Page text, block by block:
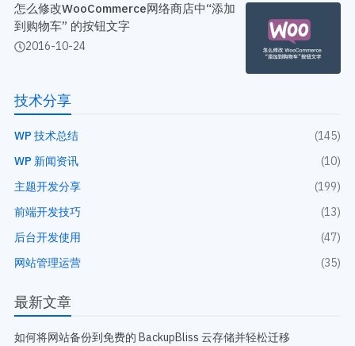
怎么修改WooCommerce网络商店中“添加
到购物车” 的按钮文字
2016-10-24
技术分享
WP 技术总结
(145)
WP 新闻资讯
(10)
主题开发分享
(199)
前端开发技巧
(13)
后台开发使用
(47)
网站管理运营
(35)
最新文章
如何将网站备份到免费的 BackupBliss 云存储并轻松迁移